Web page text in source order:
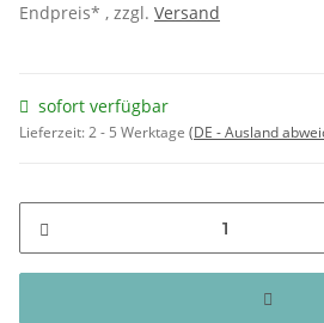
Endpreis* , zzgl. Versand
sofort verfügbar
Lieferzeit:2 - 5 Werktage (DE - Ausland